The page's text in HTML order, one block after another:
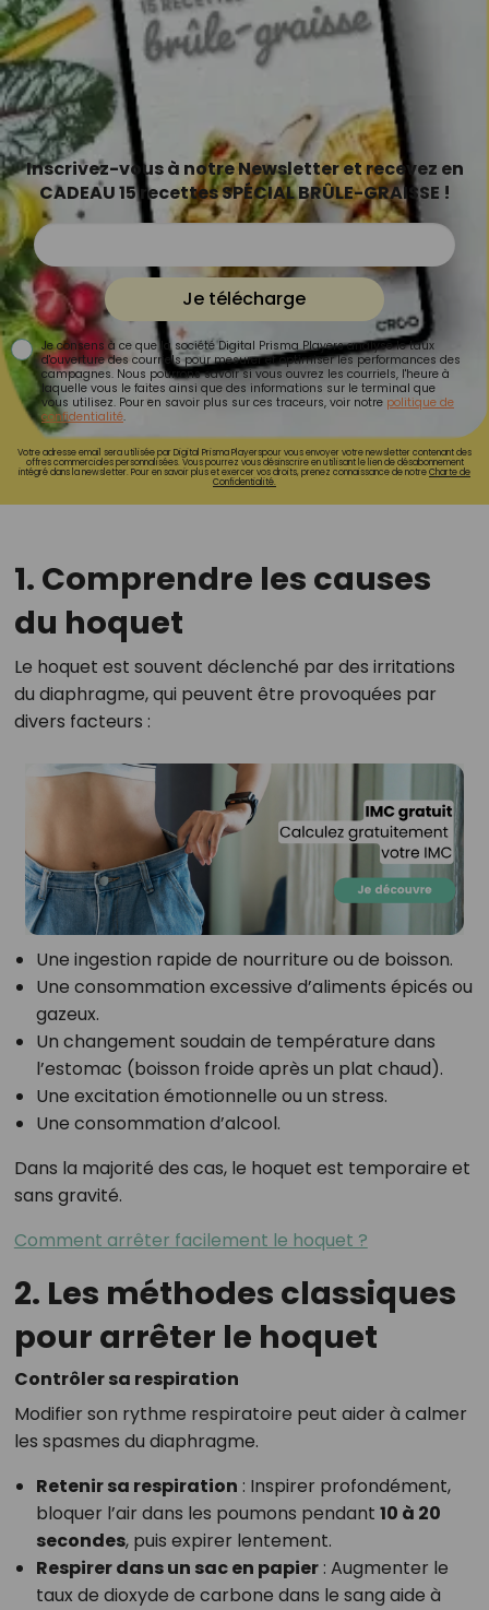
Inscrivez-vous à notre Newsletter et recevez en
CADEAU 15 recettes SPÉCIAL BRÛLE-GRAISSE !
Je télécharge
Je consens à ce que la société Digital Prisma Players analyse le taux
d'ouverture des courriels pour mesurer et optimiser les performances des
campagnes. Nous pourrons savoir si vous ouvrez les courriels, l'heure à
laquelle vous le faites ainsi que des informations sur le terminal que
vous utilisez. Pour en savoir plus sur ces traceurs, voir notre politique de
confidentialité.
Votre adresse email sera utilisée par Digital Prisma Playerspour vous envoyer votre newsletter contenant des
offres commerciales personnalisées. Vous pourrez vous désinscrire en utilisant le lien de désabonnement
intégré dans la newsletter. Pour en savoir plus et exercer vos droits, prenez connaissance de notreCharte de
Confidentialité.
1. Comprendre les causes
du hoquet
Le hoquet est souvent déclenché par des irritations
du diaphragme, qui peuvent être provoquées par
divers facteurs :
Une ingestion rapide de nourriture ou de boisson.
Une consommation excessive d’aliments épicés ou
gazeux.
Un changement soudain de température dans
l’estomac (boisson froide après un plat chaud).
Une excitation émotionnelle ou un stress.
Une consommation d’alcool.
Dans la majorité des cas, le hoquet est temporaire et
sans gravité.
Comment arrêter facilement le hoquet ?
2. Les méthodes classiques
pour arrêter le hoquet
Contrôler sa respiration
Modifier son rythme respiratoire peut aider à calmer
les spasmes du diaphragme.
Retenir sa respiration : Inspirer profondément,
bloquer l’air dans les poumons pendant 10 à 20
secondes, puis expirer lentement.
Respirer dans un sac en papier: Augmenter le
taux de dioxyde de carbone dans le sang aide à